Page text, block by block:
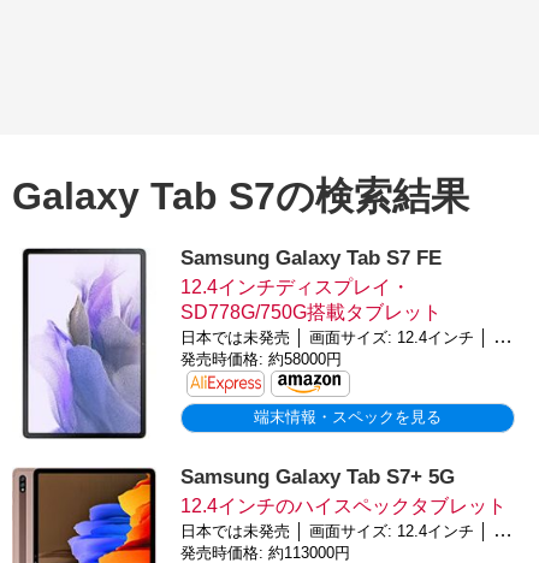
Galaxy Tab S7の検索結果
Samsung Galaxy Tab S7 FE
12.4インチディスプレイ・
SD778G/750G搭載タブレット
日本では未発売 │ 画面サイズ: 12.4インチ │ バッテリー: 10,090mAh │ OS: Android 11
発売時価格: 約58000円
端末情報・スペックを見る
Samsung Galaxy Tab S7+ 5G
12.4インチのハイスペックタブレット
日本では未発売 │ 画面サイズ: 12.4インチ │ バッテリー: 10090mAh │ OS: Android 10
発売時価格: 約113000円